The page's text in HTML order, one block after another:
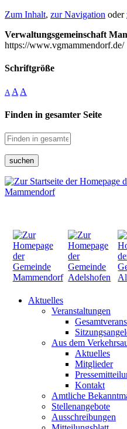
Zum Inhalt, zur Navigation oder
Verwaltungsgemeinschaft
https://www.vgmammendorf.de/
Schriftgröße
A A A
Finden in gesamter Seite
suchen
Aktuelles
Veranstaltungen
Aus dem
Aktuelles
Mitglieder
Kontakt
Amtliche
Stellenangebote
Ausschreibungen